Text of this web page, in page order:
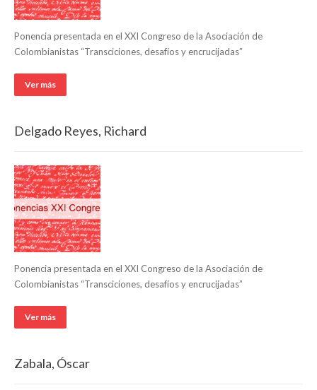
Ponencia presentada en el XXI Congreso de la Asociación de
Colombianistas “Transciciones, desafíos y encrucijadas”
Ver más
Delgado Reyes, Richard
Ponencia presentada en el XXI Congreso de la Asociación de
Colombianistas “Transciciones, desafíos y encrucijadas”
Ver más
Zabala, Óscar